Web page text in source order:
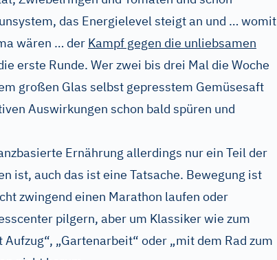
das Energielevel steigt an und … womit
wären … der Kampf gegen die unliebsamen
erste Runde. Wer zwei bis drei Mal die Woche
großen Glas selbst gepresstem Gemüsesaft
Auswirkungen schon bald spüren und
Ernährung allerdings nur ein Teil der
ist, auch das ist eine Tatsache. Bewegung ist
zwingend einen Marathon laufen oder
pilgern, aber um Klassiker wie zum
„Gartenarbeit“ oder „mit dem Rad zum